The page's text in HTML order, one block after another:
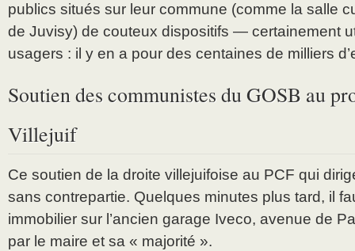
publics situés sur leur commune (comme la salle
de Juvisy) de couteux dispositifs — certainement
usagers : il y en a pour des centaines de milliers
Soutien des communistes du GOSB au
Villejuif
Ce soutien de la droite villejuifoise au PCF qui
sans contrepartie. Quelques minutes plus tard, il
immobilier sur l’ancien garage Iveco, avenue de
par le maire et sa « majorité ».